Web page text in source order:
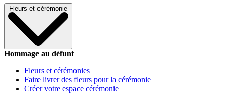
Fleurs et cérémonie
Hommage au défunt
Fleurs et cérémonies
Faire livrer des fleurs pour la cérémonie
Créer votre espace cérémonie